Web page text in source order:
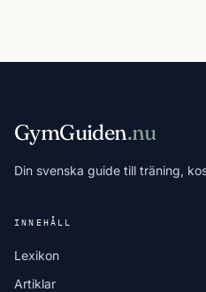
GymGuiden.nu
Din svenska guide till träning,
INNEHÅLL
Lexikon
Artiklar